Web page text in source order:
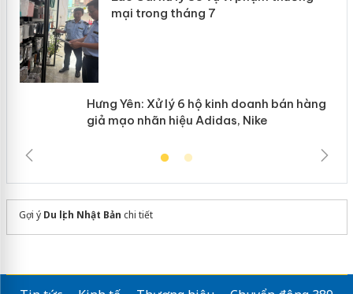
Thanh Hóa: Tìm bị hại trong vụ án buôn
bán bình sữa Moyuum giả